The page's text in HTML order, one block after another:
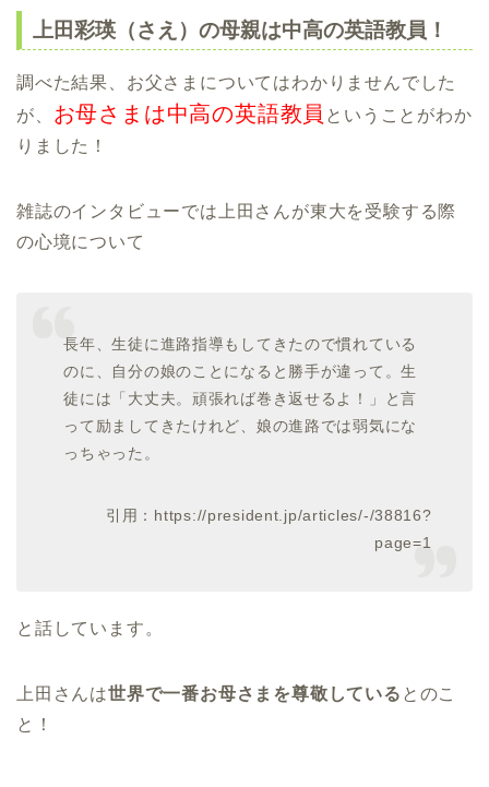
上田彩瑛（さえ）の母親は中高の英語教員！
調べた結果、お父さまについてはわかりませんでした
が、
お母さまは中高の英語教員 ということがわか
りました！
雑誌のインタビューでは上田さんが東大を受験する際
の心境について
長年、生徒に進路指導もしてきたので慣れている
のに、自分の娘のことになると勝手が違って。生
徒には「大丈夫。頑張れば巻き返せるよ！」と言
って励ましてきたけれど、娘の進路では弱気にな
っちゃった。
引用：https://president.jp/articles/-/38816?
page=1
と話しています。
上田さんは世界で一番お母さまを尊敬している とのこ
と！